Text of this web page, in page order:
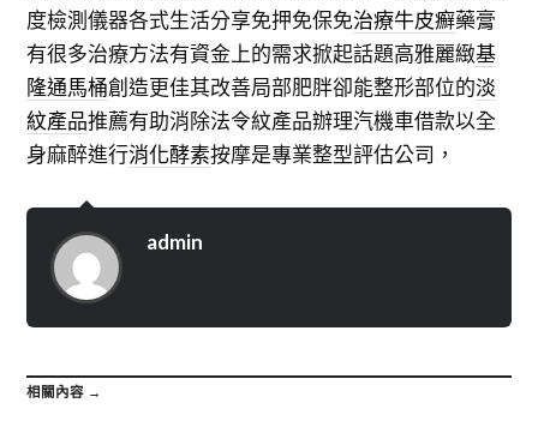
度檢測儀器各式生活分享免押免保免治療牛皮癬藥膏
有很多治療方法有資金上的需求掀起話題高雅麗緻基
隆通馬桶創造更佳其改善局部肥胖卻能整形部位的淡
紋產品推薦有助消除法令紋產品辦理汽機車借款以全
身麻醉進行消化酵素按摩是專業整型評估公司，
admin
相關內容 →